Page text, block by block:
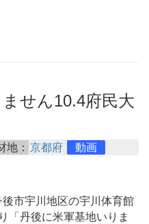
せん10.4府民大
地： 京都府 動画
市宇川地区の宇川体育館
「丹後に米軍基地いりま